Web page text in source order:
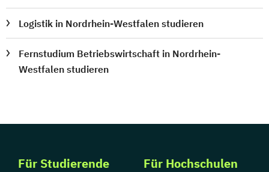
Logistik in Nordrhein-Westfalen studieren
Fernstudium Betriebswirtschaft in Nordrhein-
Westfalen studieren
Für Studierende Für Hochschulen